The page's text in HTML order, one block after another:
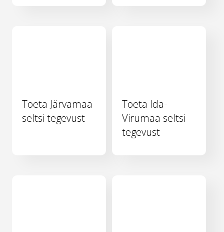
Toeta Järvamaa
seltsi tegevust
Toeta Ida-
Virumaa seltsi
tegevust